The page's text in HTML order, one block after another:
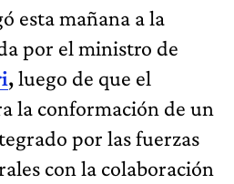
esta mañana a la
por el ministro de
,luego de que el
la conformación de un
por las fuerzas
con la colaboración